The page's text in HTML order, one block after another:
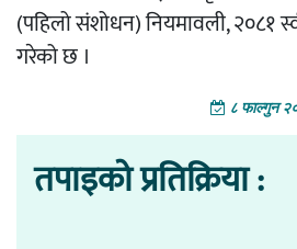
(पहिलो संशोधन) नियमावली, २०८१
गरेको छ ।
८ फाल्गुन
तपाइको प्रतिक्रिया :